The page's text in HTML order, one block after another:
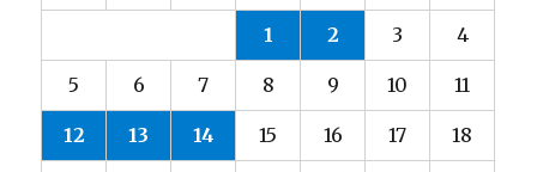
1 2 3 4
5 6 7 8 9 10 11
12 13 14 15 16 17 18